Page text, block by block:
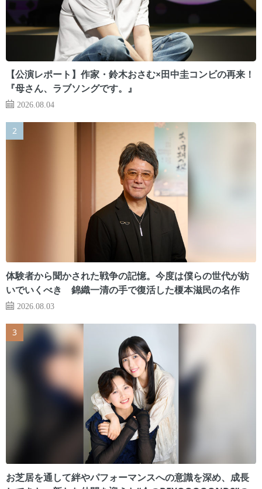
【公演レポート】作家・鈴木おさむ×田中圭コンビの再来！
『母さん、ラブソングです。』
2026.08.04
体験者から聞かされた戦争の記憶。今度は僕らの世代が紡
いでいくべき 錦織一清の手で復活した榎本滋民の名作
2026.08.03
お芝居を通して絆やパフォーマンスへの意識を深め、成長